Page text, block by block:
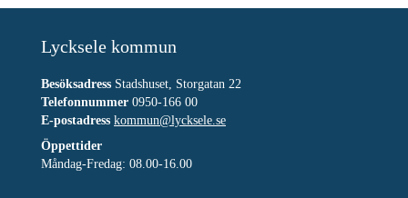
Lycksele kommun
Besöksadress Stadshuset, Storgatan 22
Telefonnummer 0950-166 00
E-postadress kommun@lycksele.se
Öppettider
Måndag-Fredag: 08.00-16.00